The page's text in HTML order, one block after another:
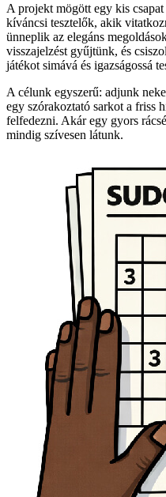
A projekt mögött egy kis
kíváncsi tesztelők, akik
ünneplik az elegáns
visszajelzést gyűjtünk, és
játékot simává és igazságossá
A célunk egyszerű: adjunk
egy szórakoztató sarkot a friss
felfedezni. Akár egy gyors
mindig szívesen látunk.